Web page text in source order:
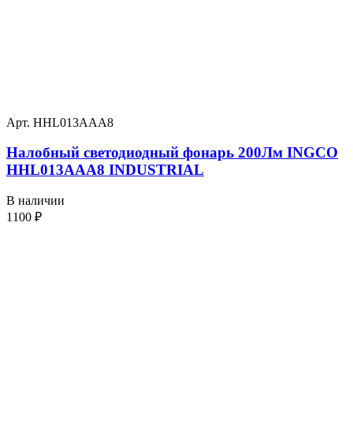
Арт. HHL013AAA8
Налобный светодиодный фонарь 200Лм INGCO
HHL013AAA8 INDUSTRIAL
В наличии
1100 ₽